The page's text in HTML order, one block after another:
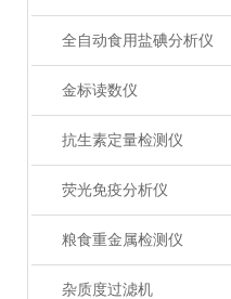
全自动食用盐碘分析仪
金标读数仪
抗生素定量检测仪
荧光免疫分析仪
粮食重金属检测仪
杂质度过滤机